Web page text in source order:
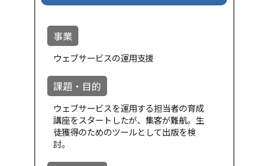
事業
ウェブサービスの運用支援
課題・目的
ウェブサービスを運用する担当者の育成
講座をスタートしたが、集客が難航。生
徒獲得のためのツールとして出版を検
討。